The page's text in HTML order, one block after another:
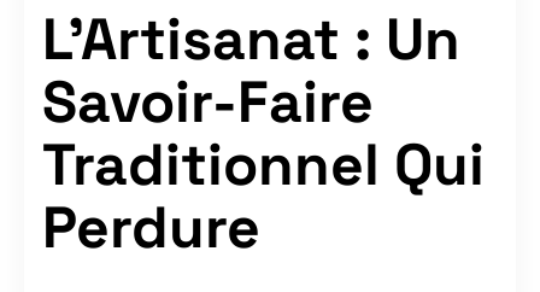
L’Artisanat : Un
Savoir-Faire
Traditionnel Qui
Perdure